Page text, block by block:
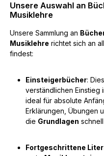
Unsere Auswahl an
Musiklehre
Unsere Sammlung an
Musiklehre richtet sich an
findest:
Einsteigerbücher:
verständlichen Einstieg
ideal für absolute
Erklärungen, Übungen
die Grundlagen
Fortgeschrittene